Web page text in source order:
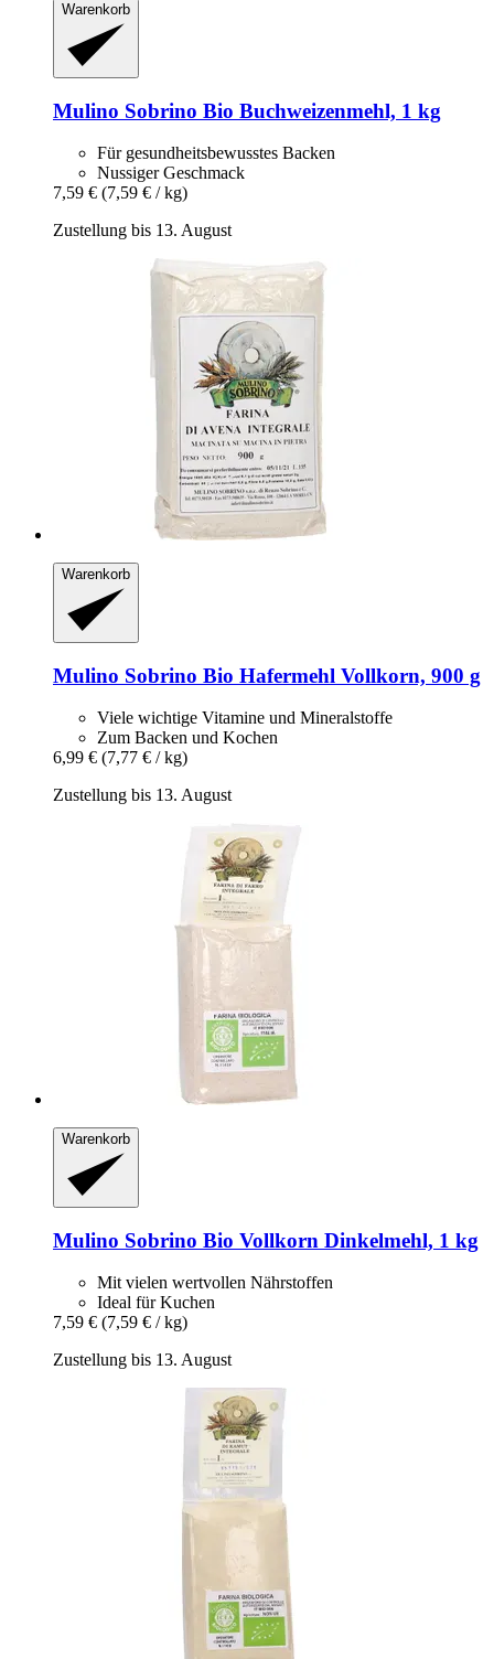
Warenkorb
Mulino Sobrino Bio Buchweizenmehl, 1 kg
Für gesundheitsbewusstes Backen
Nussiger Geschmack
7,59 € (7,59 € / kg)
Zustellung bis 13. August
Warenkorb
Mulino Sobrino Bio Hafermehl Vollkorn, 900 g
Viele wichtige Vitamine und Mineralstoffe
Zum Backen und Kochen
6,99 € (7,77 € / kg)
Zustellung bis 13. August
Warenkorb
Mulino Sobrino Bio Vollkorn Dinkelmehl, 1 kg
Mit vielen wertvollen Nährstoffen
Ideal für Kuchen
7,59 € (7,59 € / kg)
Zustellung bis 13. August